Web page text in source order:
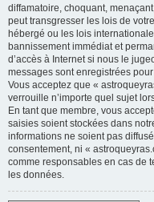
diffamatoire, choquant,
peut transgresser les lois de
hébergé ou les lois
bannissement immédiat et
d’accès à Internet si nous le
messages sont enregistrées
Vous acceptez que «
verrouille n’importe quel sujet
En tant que membre, vous
saisies soient stockées dans
informations ne soient pas
consentement, ni «
comme responsables en cas de
les données.